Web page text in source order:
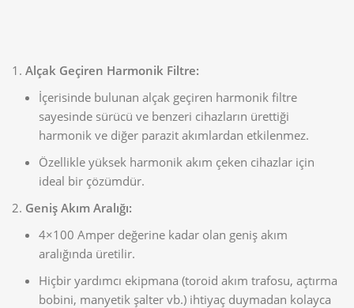
Alçak Geçiren Harmonik Filtre:
İçerisinde bulunan alçak geçiren harmonik filtre
sayesinde sürücü ve benzeri cihazların ürettiği
harmonik ve diğer parazit akımlardan etkilenmez.
Özellikle yüksek harmonik akım çeken cihazlar için
ideal bir çözümdür.
Geniş Akım Aralığı:
4×100 Amper değerine kadar olan geniş akım
aralığında üretilir.
Hiçbir yardımcı ekipmana (toroid akım trafosu, açtırma
bobini, manyetik şalter vb.) ihtiyaç duymadan kolayca